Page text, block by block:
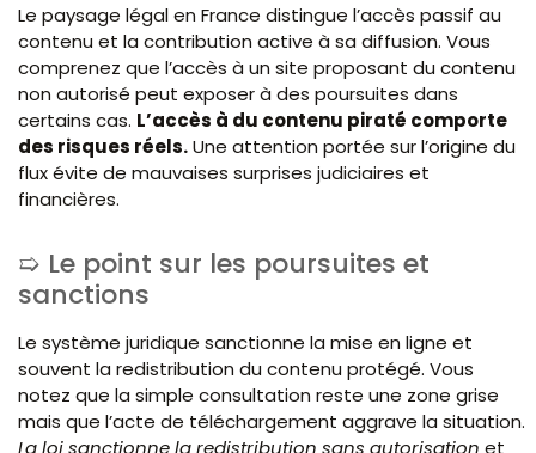
Le paysage légal en France distingue l’accès passif au
contenu et la contribution active à sa diffusion. Vous
comprenez que l’accès à un site proposant du contenu
non autorisé peut exposer à des poursuites dans
certains cas. L’accès à du contenu piraté comporte
des risques réels.Une attention portée sur l’origine du
flux évite de mauvaises surprises judiciaires et
financières.
Le point sur les poursuites et
sanctions
Le système juridique sanctionne la mise en ligne et
souvent la redistribution du contenu protégé. Vous
notez que la simple consultation reste une zone grise
mais que l’acte de téléchargement aggrave la situation.
La loi sanctionne la redistribution sans autorisation et